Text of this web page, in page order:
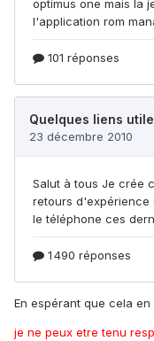
En espérant que cela
je ne peux etre tenu